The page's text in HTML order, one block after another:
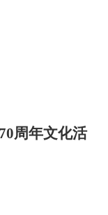
周年文化活